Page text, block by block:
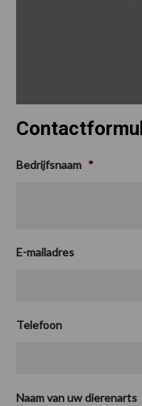
Bedrijfsnaam *
E-mailadres
Telefoon
Naam van uw dierenarts